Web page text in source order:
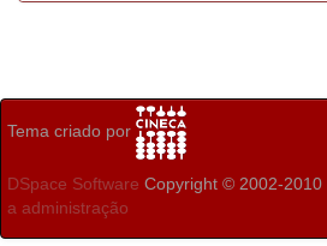
Tema criado por
DSpace Software Copyright © 2002-2010
a administração